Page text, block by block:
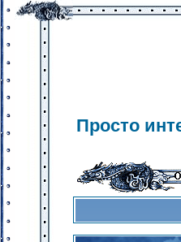
Просто